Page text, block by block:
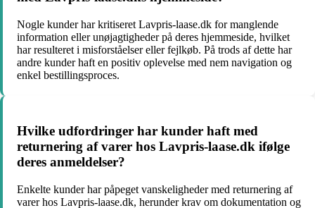
Nogle kunder har kritiseret Lavpris-laase.dk for manglende
information eller unøjagtigheder på deres hjemmeside, hvilket
har resulteret i misforståelser eller fejlkøb. På trods af dette har
andre kunder haft en positiv oplevelse med nem navigation og
enkel bestillingsproces.
Hvilke udfordringer har kunder haft med
returnering af varer hos Lavpris-laase.dk ifølge
deres anmeldelser?
Enkelte kunder har påpeget vanskeligheder med returnering af
varer hos Lavpris-laase.dk, herunder krav om dokumentation og